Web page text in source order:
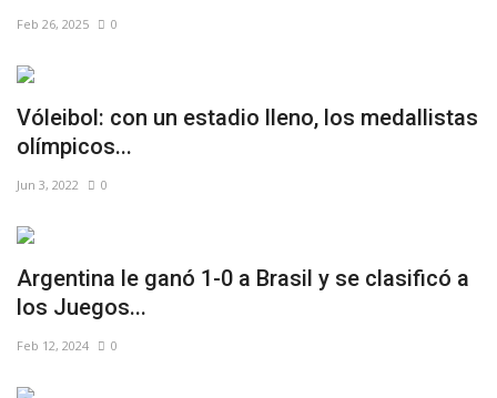
Feb 26, 2025 0
Vóleibol: con un estadio lleno, los medallistas
olímpicos...
Jun 3, 2022 0
Argentina le ganó 1-0 a Brasil y se clasificó a
los Juegos...
Feb 12, 2024 0